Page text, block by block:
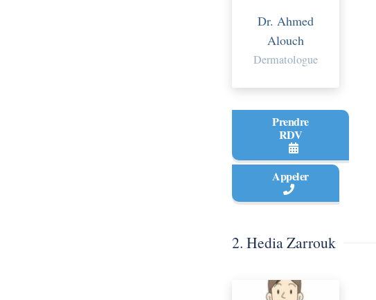
Dr. Ahmed
Alouch
Dermatologue
Prendre
RDV
Appeler
2. Hedia Zarrouk